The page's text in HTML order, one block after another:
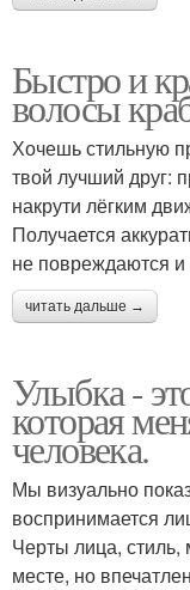
Быстро и
волосы
Хочешь стильную
твой лучший друг:
накрути лёгким
Получается
не повреждаются и
читать дальше →
Улыбка -
которая
человека.
Мы визуально
воспринимается
Черты лица, стиль,
месте, но